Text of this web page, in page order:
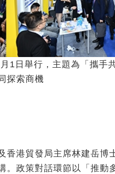
1日舉行，主題為「攜手
探索商機
香港貿發局主席林建岳博
。政策對話環節以「推動